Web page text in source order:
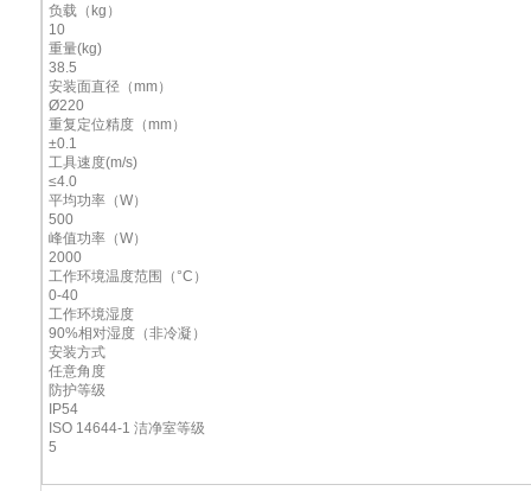
负载（kg）
10
重量(kg)
38.5
安装面直径（mm）
Ø220
重复定位精度（mm）
±0.1
工具速度(m/s)
≤4.0
平均功率（W）
500
峰值功率（W）
2000
工作环境温度范围（°C）
0-40
工作环境湿度
90%相对湿度（非冷凝）
安装方式
任意角度
防护等级
IP54
ISO 14644-1 洁净室等级
5